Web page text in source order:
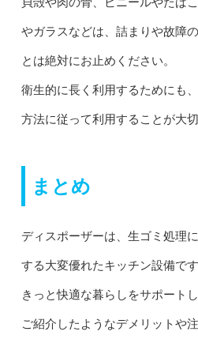
やガラスなどは、詰まりや故障
とは絶対にお止めください。
衛生的に長く利用するためにも
方法に従って利用することが大切
まとめ
ディスポーザーは、生ゴミ処理
する大変優れたキッチン設備です
きっと快適な暮らしをサポート
ご紹介したようなデメリットや